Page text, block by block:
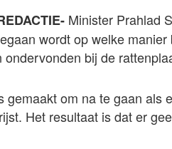
Minister Prahlad
wordt op welke
ondervonden bij de
gemaakt om na te gaan als
Het resultaat is dat er